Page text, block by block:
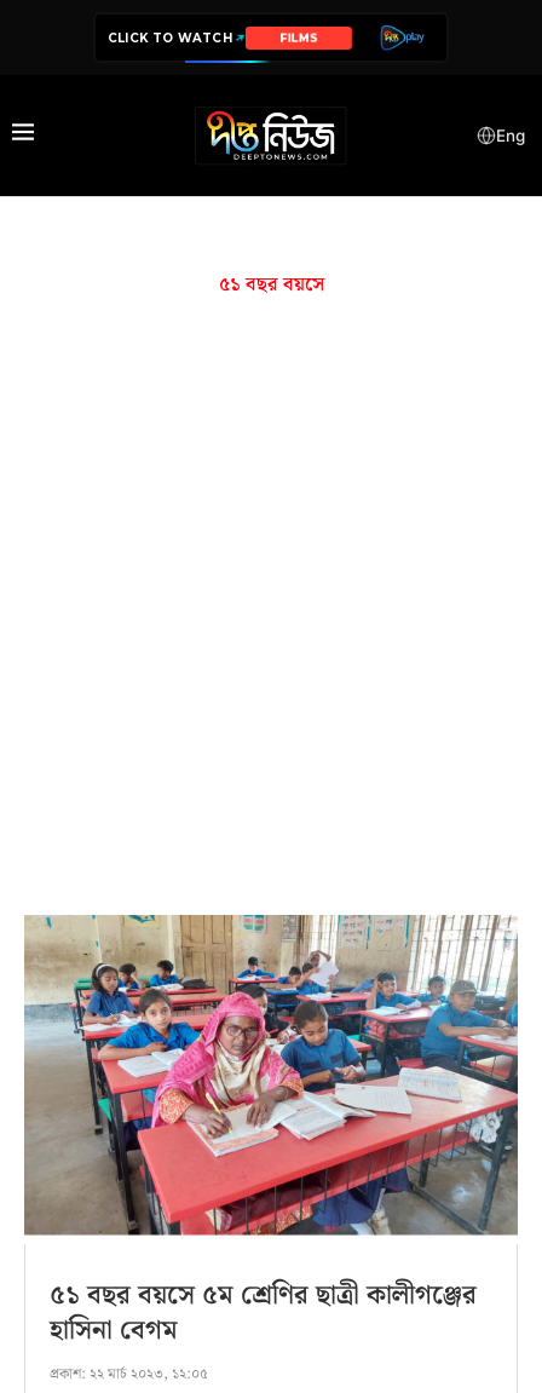
CLICK TO WATCH FILMS
Eng
৫১ বছর বয়সে
৫১ বছর বয়সে ৫ম শ্রেণির ছাত্রী কালীগঞ্জের
হাসিনা বেগম
প্রকাশ: ২২ মার্চ ২০২৩, ১২:০৫